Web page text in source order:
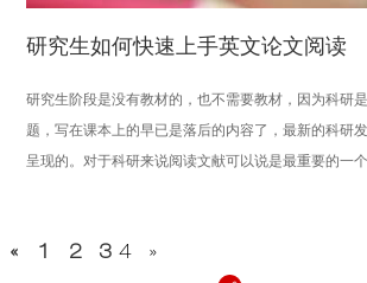
研究生如何快速上手英文论文阅读
研究生阶段是没有教材的，也不需要教材，因为科研
题，写在课本上的早已是落后的内容了，最新的科研
呈现的。对于科研来说阅读文献可以说是最重要的一
« 1 2 3 4 »